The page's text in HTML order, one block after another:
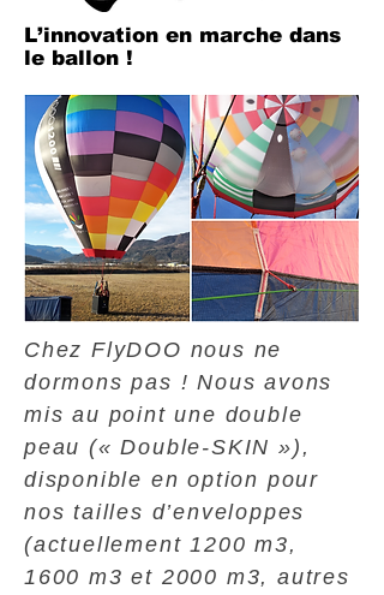
L’innovation en marche dans
le ballon !
Chez FlyDOO nous ne
dormons pas ! Nous avons
mis au point une double
peau (« Double-SKIN »),
disponible en option pour
nos tailles d’enveloppes
(actuellement 1200 m3,
1600 m3 et 2000 m3, autres